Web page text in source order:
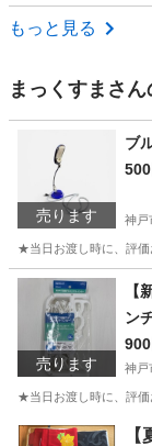
兵庫 加古川市
もっと見る
まっくすま さん
売ります
ブ
神戸
★当日お渡し時に、評価
兵庫 神戸市 そ
売ります
【
ン
神戸
★当日お渡し時に、評価
兵庫 神戸市